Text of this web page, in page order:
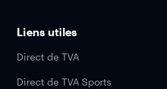
Liens utiles
Direct de TVA
Direct de TVA Sports